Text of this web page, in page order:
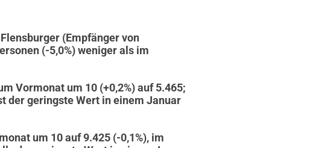
(Empfänger von
(-5,0%) weniger als im
Vormonat um 10 (+0,2%) auf 5.465;
der geringste Wert in einem Januar
um 10 auf 9.425 (-0,1%), im